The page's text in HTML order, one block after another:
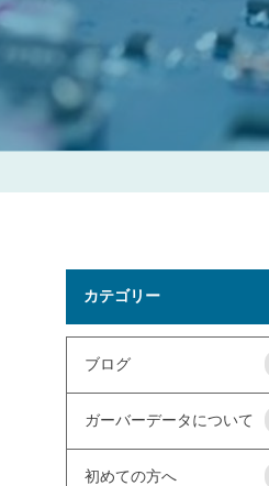
カテゴリー
ブログ
ガーバーデータについて
初めての方へ